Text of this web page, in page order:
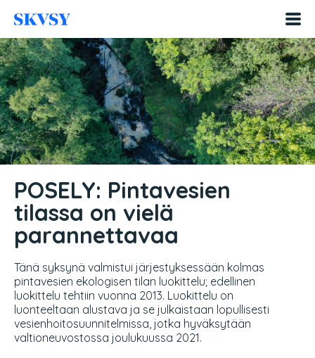
sisältöön
POSELY: Pintavesien
tilassa on vielä
parannettavaa
Tänä syksynä valmistui järjestyksessään kolmas
pintavesien ekologisen tilan luokittelu; edellinen
luokittelu tehtiin vuonna 2013. Luokittelu on
luonteeltaan alustava ja se julkaistaan lopullisesti
vesienhoitosuunnitelmissa, jotka hyväksytään
valtioneuvostossa joulukuussa 2021.